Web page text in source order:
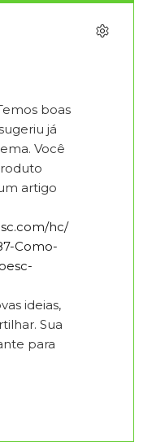
boas
já
Você
artigo
hc/
Como-
ideias,
Sua
para